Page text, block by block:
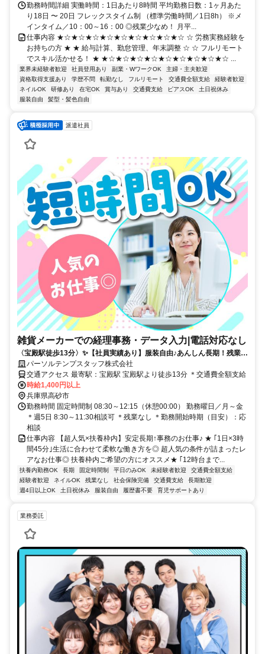
勤務時間詳細 実働時間：1日あたり8時間 平均勤務日数：1ヶ月あた
り18日 〜 20日 フレックスタイム制 （標準労働時間／1日8h） ※メ
インタイム／10：00～16：00 ◎残業少なめ！ 月平...
仕事内容 ★☆★☆★☆★☆★☆★☆★☆★☆★☆ ☆ 労務実務経験を
お持ちの方 ★ ★ 給与計算、勤怠管理、年末調整 ☆ ☆ フルリモート
でスキル活かせる！ ★ ★☆★☆★☆★☆★☆★☆★☆★☆★☆ ...
業界未経験者歓迎 社員登用あり 副業・WワークOK
主婦・主夫歓迎
資格取得支援あり
学歴不問 転勤なし フルリモート 交通費全額支給
経験者歓迎
ネイルOK
研修あり 在宅OK 賞与あり 交通費支給 ピアスOK
土日祝休み
服装自由
髪型・髪色自由
派遣社員
雑貨メーカーでの経理事務・データ入力|電話対応なし
〈宝殿駅徒歩13分〉✨️【社員実績あり】服装自由♪あんしん長期！残業な
し☆彡
パーソルテンプスタッフ株式会社
交通アクセス 最寄駅：宝殿駅 宝殿駅より徒歩13分 ＊交通費全額支給
時給1,400円以上
兵庫県高砂市
勤務時間 固定時間制 08:30～12:15（休憩00:00） 勤務曜日／月～金
＊週5日 8:30～11:30相談可 ＊残業なし ＊勤務開始時期（目安）：応
相談
仕事内容 【超人気×扶養枠内】安定長期↑事務のお仕事♪ ★ ｢1日×3時
間45分｣生活に合わせて柔軟な働き方を◎ 超人気の条件が詰まったレ
アなお仕事◎ 扶養枠内ご希望の方にオススメ★ ｢12時台まで...
扶養内勤務OK 長期 固定時間制 平日のみOK 未経験者歓迎
交通費全額支給
経験者歓迎
ネイルOK 残業なし 社会保険完備 交通費支給
長期歓迎
週4日以上OK
土日祝休み 服装自由 履歴書不要 育児サポートあり
業務委託